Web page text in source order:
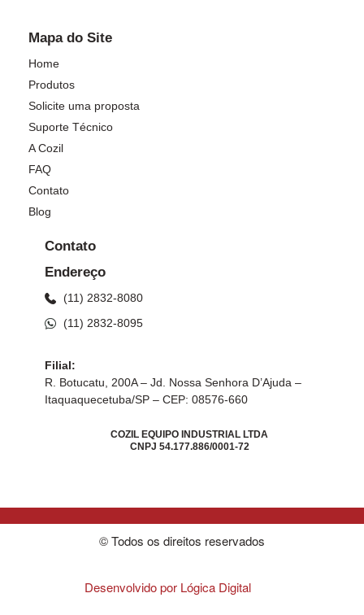
Mapa do Site
Home
Produtos
Solicite uma proposta
Suporte Técnico
A Cozil
FAQ
Contato
Blog
Contato
Endereço
(11) 2832-8080
(11) 2832-8095
Filial:
R. Botucatu, 200A – Jd. Nossa Senhora D’Ajuda –
Itaquaquecetuba/SP – CEP: 08576-660
COZIL EQUIPO INDUSTRIAL LTDA
CNPJ 54.177.886/0001-72
© Todos os direitos reservados
Desenvolvido por Lógica Digital